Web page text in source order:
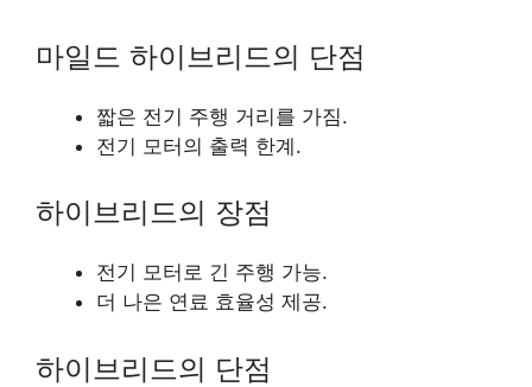
마일드 하이브리드의 단점
짧은 전기 주행 거리를 가짐.
전기 모터의 출력 한계.
하이브리드의 장점
전기 모터로 긴 주행 가능.
더 나은 연료 효율성 제공.
하이브리드의 단점